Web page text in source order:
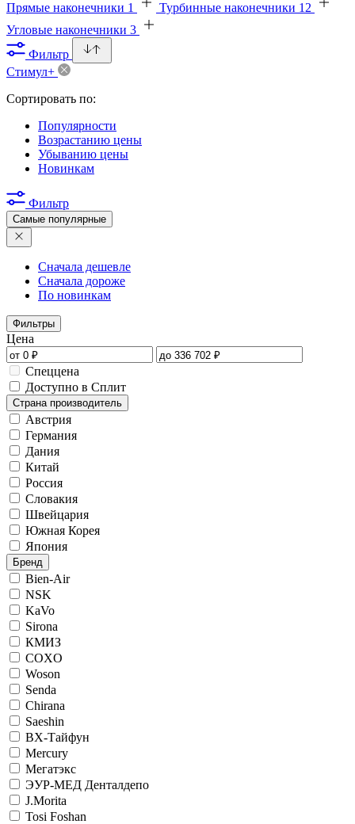
Прямые наконечники 1 Турбинные наконечники 12
Угловые наконечники 3
Фильтр
Стимул+
Сортировать по:
Популярности
Возрастанию цены
Убыванию цены
Новинкам
Фильтр
Самые популярные
Сначала дешевле
Сначала дороже
По новинкам
Фильтры
Цена
Спеццена
Доступно в Сплит
Страна производитель
Австрия
Германия
Дания
Китай
Россия
Словакия
Швейцария
Южная Корея
Япония
Бренд
Bien-Air
NSK
KaVo
Sirona
КМИЗ
COXO
Woson
Senda
Chirana
Saeshin
ВХ-Тайфун
Mercury
Мегатэкс
ЭУР-МЕД Денталдепо
J.Morita
Tosi Foshan